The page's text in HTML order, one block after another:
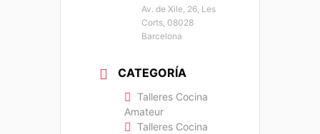
Av. de Xile, 26, Les
Corts, 08028
Barcelona
CATEGORÍA
Talleres Cocina
Amateur
Talleres Cocina